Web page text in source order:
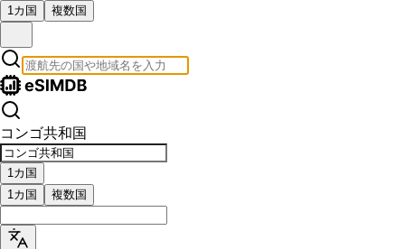
1カ国 複数国
コンゴ共和国
1カ国
1カ国
複数国